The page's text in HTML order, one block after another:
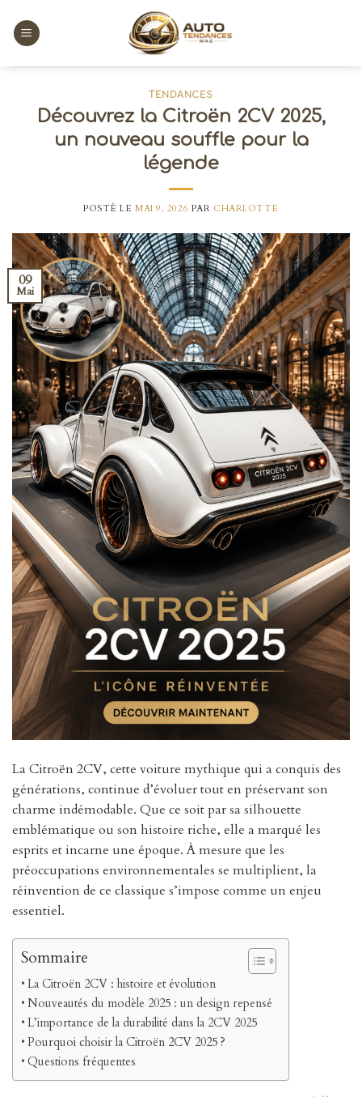
content
TENDANCES
Découvrez la Citroën 2CV 2025,
un nouveau souffle pour la
légende
POSTÉ LE MAI 9, 2026 PAR CHARLOTTE
09
Mai
La Citroën 2CV, cette voiture mythique qui a conquis des
générations, continue d’évoluer tout en préservant son
charme indémodable. Que ce soit par sa silhouette
emblématique ou son histoire riche, elle a marqué les
esprits et incarne une époque. À mesure que les
préoccupations environnementales se multiplient, la
réinvention de ce classique s’impose comme un enjeu
essentiel.
Sommaire
La Citroën 2CV : histoire et évolution
Nouveautés du modèle 2025 : un design repensé
L’importance de la durabilité dans la 2CV 2025
Pourquoi choisir la Citroën 2CV 2025 ?
Questions fréquentes